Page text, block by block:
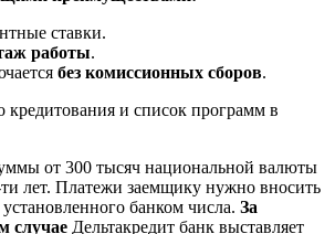
ставки.
работы.
без комиссионных сборов.
от 300 тысяч национальной валюты
лет. Платежи заемщику нужно вносить
банком числа. За
случае Дельтакредит банк выставляет